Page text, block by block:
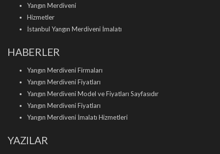
Yangın Merdiveni
Hizmetler
İstanbul Yangın Merdiveni İmalatı
HABERLER
Yangın Merdiveni Firmaları
Yangın Merdiveni Fiyatları
Yangın Merdiveni Model ve Fiyatları Sayfasıdır
Yangın Merdiveni Fiyatları
Yangın Merdiveni İmalatı Hizmetleri
YAZILAR